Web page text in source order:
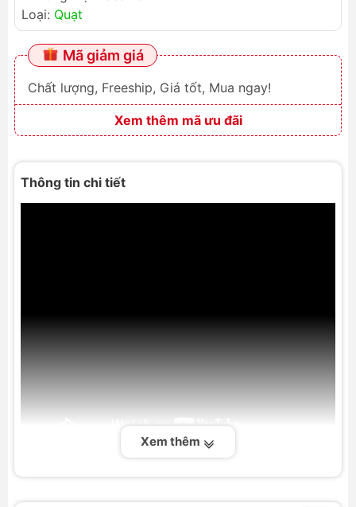
Loại: Quạt
Mã giảm giá
Chất lượng, Freeship, Giá tốt, Mua ngay!
Xem thêm mã ưu đãi
Thông tin chi tiết
Giới thiệu tổng quan
Xem thêm